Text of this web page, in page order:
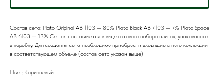
Состав сета: Plato Original AB 1103 — 80% Plato Black AB 7103 — 7% Plato Space
AB 6103 — 13% Сет не поставляется в виде готового набора плиток, упакованных
в коробку. Для создания сета необходимо приобрести входящие в него коллекции
в соответствующем объеме (состав сета указан выше)
Цвет: Коричневый